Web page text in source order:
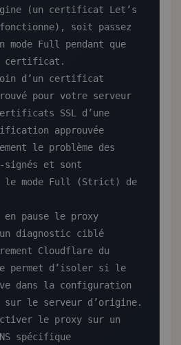
(un certificat Let’s
soit passez
mode Full pendant que
certificat.
d’un certificat
pour votre serveur
SSL d’une
approuvée
le problème des
et sont
le mode Full (Strict) de
pause le proxy
diagnostic ciblé
Cloudflare du
permet d’isoler si le
dans la configuration
sur le serveur d’origine.
le proxy sur un
spécifique